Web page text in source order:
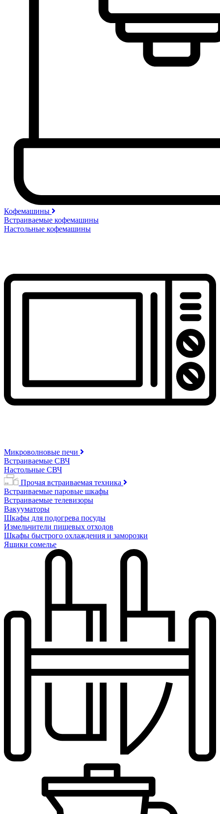
Кофемашины
Встраиваемые кофемашины
Настольные кофемашины
Микроволновые печи
Встраиваемые СВЧ
Настольные СВЧ
Прочая встраиваемая техника
Встраиваемые паровые шкафы
Встраиваемые телевизоры
Вакууматоры
Шкафы для подогрева посуды
Измельчители пищевых отходов
Шкафы быстрого охлаждения и заморозки
Ящики сомелье